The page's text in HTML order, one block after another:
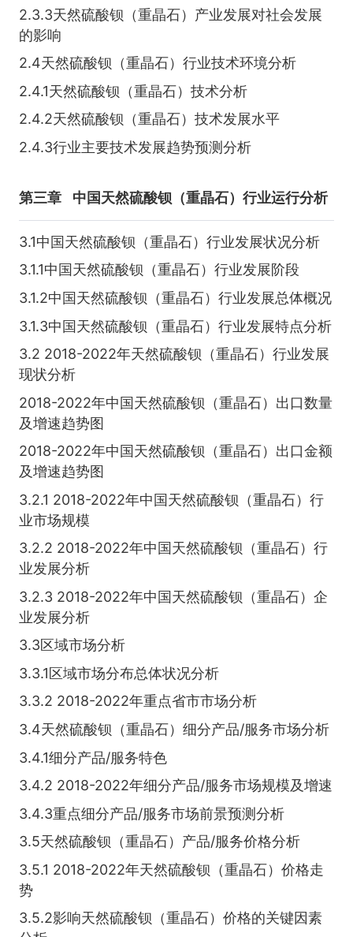
2.3.3天然硫酸钡（重晶石）产业发展对社会发展
的影响
2.4天然硫酸钡（重晶石）行业技术环境分析
2.4.1天然硫酸钡（重晶石）技术分析
2.4.2天然硫酸钡（重晶石）技术发展水平
2.4.3行业主要技术发展趋势预测分析
第三章 中国天然硫酸钡（重晶石）行业运行分析
3.1中国天然硫酸钡（重晶石）行业发展状况分析
3.1.1中国天然硫酸钡（重晶石）行业发展阶段
3.1.2中国天然硫酸钡（重晶石）行业发展总体概况
3.1.3中国天然硫酸钡（重晶石）行业发展特点分析
3.2 2018-2022年天然硫酸钡（重晶石）行业发展
现状分析
2018-2022年中国天然硫酸钡（重晶石）出口数量
及增速趋势图
2018-2022年中国天然硫酸钡（重晶石）出口金额
及增速趋势图
3.2.1 2018-2022年中国天然硫酸钡（重晶石）行
业市场规模
3.2.2 2018-2022年中国天然硫酸钡（重晶石）行
业发展分析
3.2.3 2018-2022年中国天然硫酸钡（重晶石）企
业发展分析
3.3区域市场分析
3.3.1区域市场分布总体状况分析
3.3.2 2018-2022年重点省市市场分析
3.4天然硫酸钡（重晶石）细分产品/服务市场分析
3.4.1细分产品/服务特色
3.4.2 2018-2022年细分产品/服务市场规模及增速
3.4.3重点细分产品/服务市场前景预测分析
3.5天然硫酸钡（重晶石）产品/服务价格分析
3.5.1 2018-2022年天然硫酸钡（重晶石）价格走
势
3.5.2影响天然硫酸钡（重晶石）价格的关键因素